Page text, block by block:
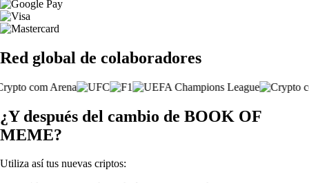
Red global de colaboradores
¿Y después del cambio de BOOK OF
MEME?
Utiliza así tus nuevas criptos: